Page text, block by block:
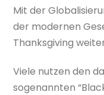
Mit der
der modernen
Thanksgiving
Viele nutzen den
sogenannten